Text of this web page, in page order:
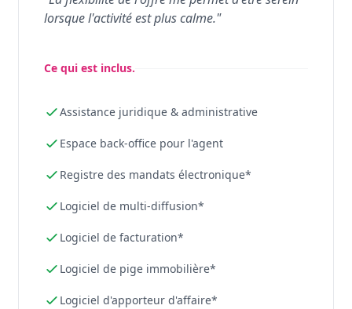
lorsque l'activité est plus calme."
Ce qui est inclus.
Assistance juridique & administrative
Espace back-office pour l'agent
Registre des mandats électronique*
Logiciel de multi-diffusion*
Logiciel de facturation*
Logiciel de pige immobilière*
Logiciel d'apporteur d'affaire*